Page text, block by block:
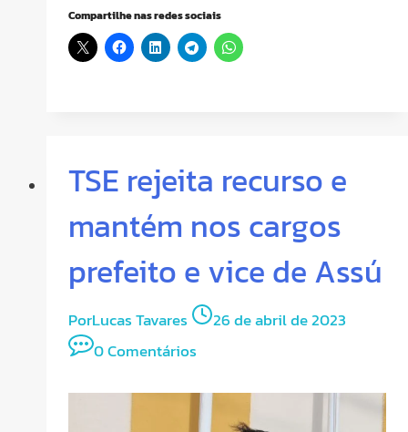
Compartilhe nas redes sociais
TSE rejeita recurso e
mantém nos cargos
prefeito e vice de Assú
PorLucas Tavares
26 de abril de 2023
0 Comentários